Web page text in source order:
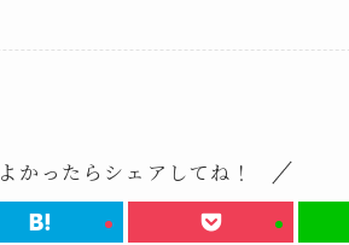
よかったらシェアしてね！